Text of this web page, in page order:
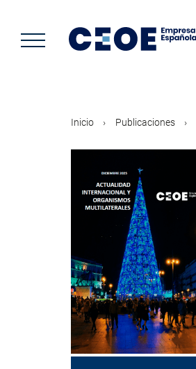
contenido
principal
Inicio Publicaciones